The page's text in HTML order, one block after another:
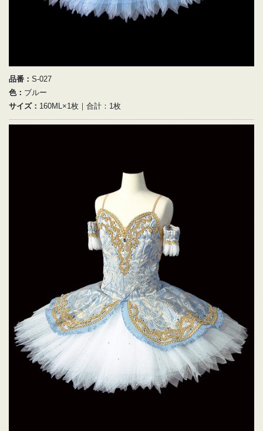
品番： S-027
色： ブルー
サイズ： 160ML×1枚｜合計：1枚